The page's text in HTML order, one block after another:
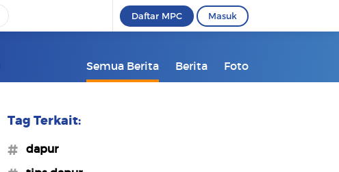
Daftar MPC Masuk
Semua Berita Berita Foto
Tag Terkait:
#dapur